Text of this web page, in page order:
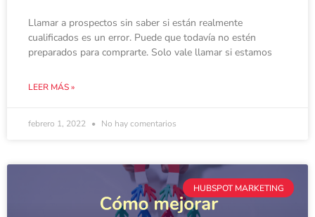
Llamar a prospectos sin saber si están realmente
cualificados es un error. Puede que todavía no estén
preparados para comprarte. Solo vale llamar si estamos
LEER MÁS »
febrero 1, 2022 No hay comentarios
HUBSPOT MARKETING